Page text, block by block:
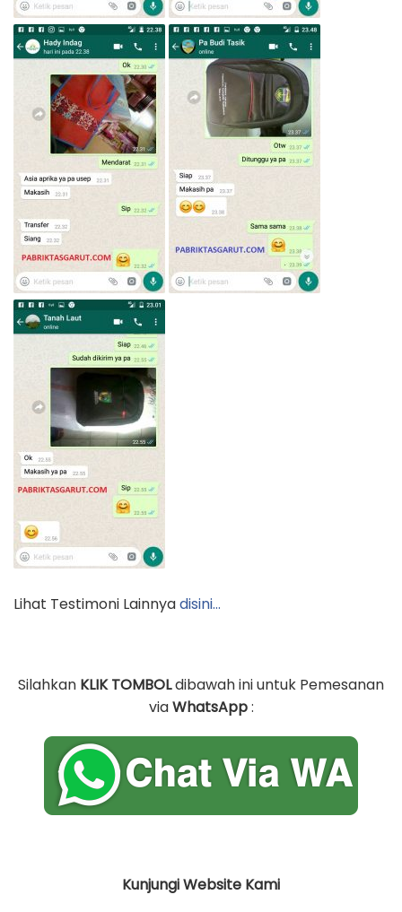
Lihat Testimoni Lainnyadisini…
Silahkan KLIK TOMBOLdibawah ini untuk Pemesanan
viaWhatsApp:
Kunjungi Website Kami